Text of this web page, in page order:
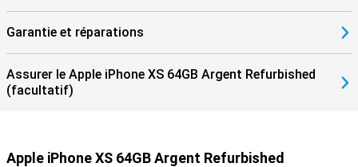
Garantie et réparations
Assurer le Apple iPhone XS 64GB Argent Refurbished
(facultatif)
Apple iPhone XS 64GB Argent Refurbished